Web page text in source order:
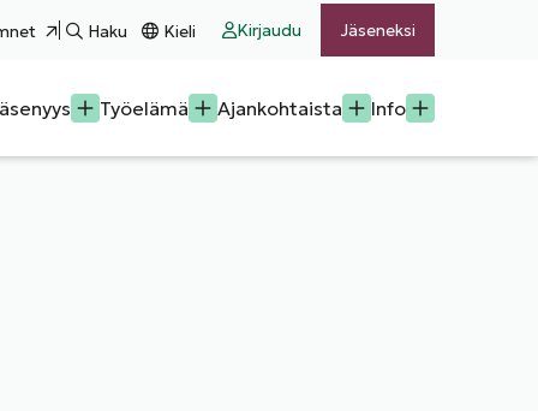
Haku Kieli Kirjaudu Jäseneksi
Työelämä Ajankohtaista Info